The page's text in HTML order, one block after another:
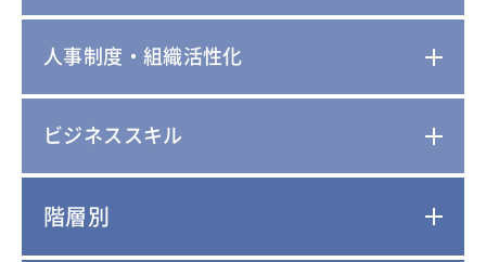
人事制度・組織活性化
ビジネススキル
階層別